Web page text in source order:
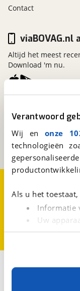
Verantwoord
Wij en onze
technologieën
Als u het
Informatie
Uw
Lees meer over
Met cookies en
cookies zorgen
Contact
Kosterijland
Een initiatief
BOVAG
viaBOVAG.nl
Altijd het meest
Download 'm nu.
Cookievoorkeuren